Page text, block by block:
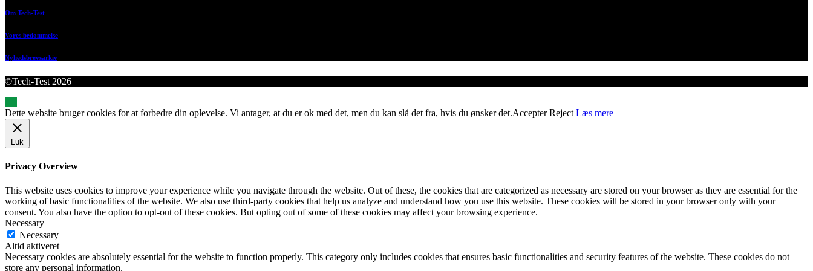
Om Tech-Test
Vores bedømmelse
Nyhedsbrevsarkiv
©Tech-Test 2026
Dette website bruger cookies for at forbedre din oplevelse. Vi antager, at du er ok med det, men du kan slå det fra, hvis du ønsker det.Accepter Reject Læs mere
Luk
Privacy Overview
This website uses cookies to improve your experience while you navigate through the website. Out of these, the cookies that are categorized as necessary are stored on your browser as they are essential for the
working of basic functionalities of the website. We also use third-party cookies that help us analyze and understand how you use this website. These cookies will be stored in your browser only with your
consent. You also have the option to opt-out of these cookies. But opting out of some of these cookies may affect your browsing experience.
Necessary
Necessary
Altid aktiveret
Necessary cookies are absolutely essential for the website to function properly. This category only includes cookies that ensures basic functionalities and security features of the website. These cookies do not
store any personal information.